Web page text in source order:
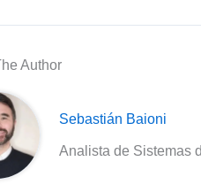
Author
Sebastián Baioni
Analista de Sistemas